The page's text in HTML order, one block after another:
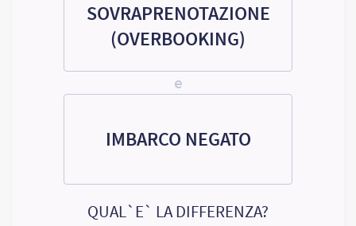
SOVRAPRENOTAZIONE
(OVERBOOKING)
e
IMBARCO NEGATO
QUAL`E` LA DIFFERENZA?